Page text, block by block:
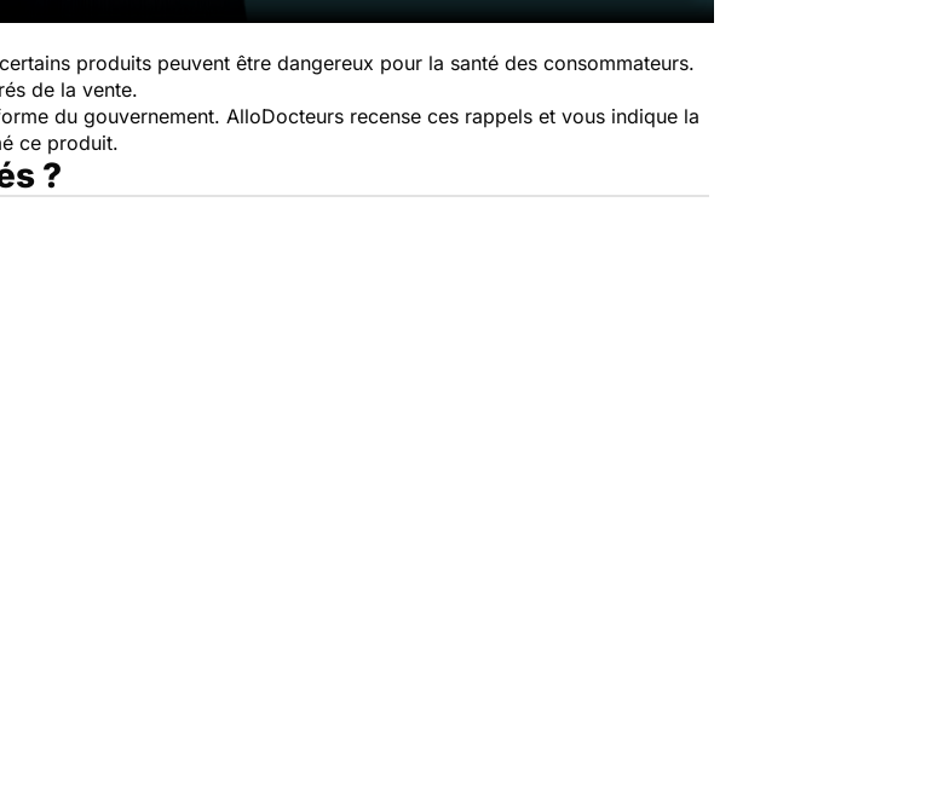
produits peuvent être dangereux pour la santé des consommateurs.
de la vente.
du gouvernement. AlloDocteurs recense ces rappels et vous indique la
ce produit.
?